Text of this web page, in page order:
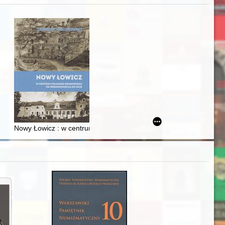
w XVI-wiecznej Rzeczypospolitej
Nowy Łowicz : w centrum poligonu drawskiego od średniowiecza